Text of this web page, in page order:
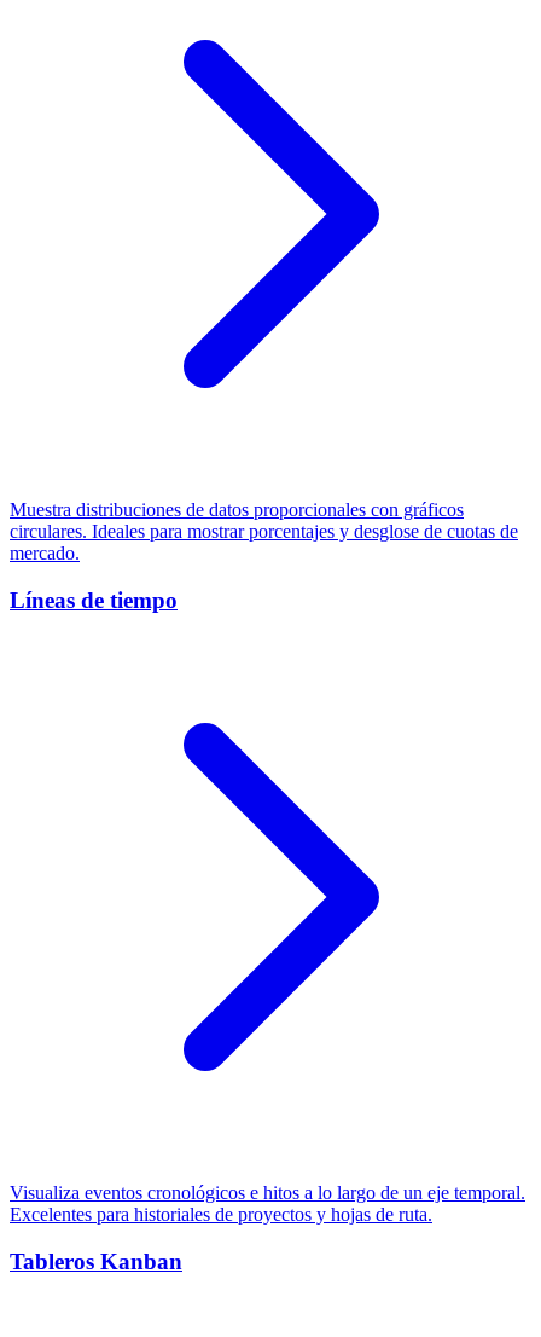
Muestra distribuciones de datos proporcionales con gráficos
circulares. Ideales para mostrar porcentajes y desglose de cuotas de
mercado.
Líneas de tiempo
Visualiza eventos cronológicos e hitos a lo largo de un eje temporal.
Excelentes para historiales de proyectos y hojas de ruta.
Tableros Kanban